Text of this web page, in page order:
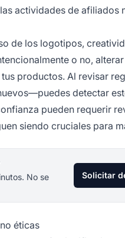
actividades de
de los logotipos,
o no,
productos. Al revisar
detectar
pueden requerir
siendo cruciales para
No se
Solicitar
éticas